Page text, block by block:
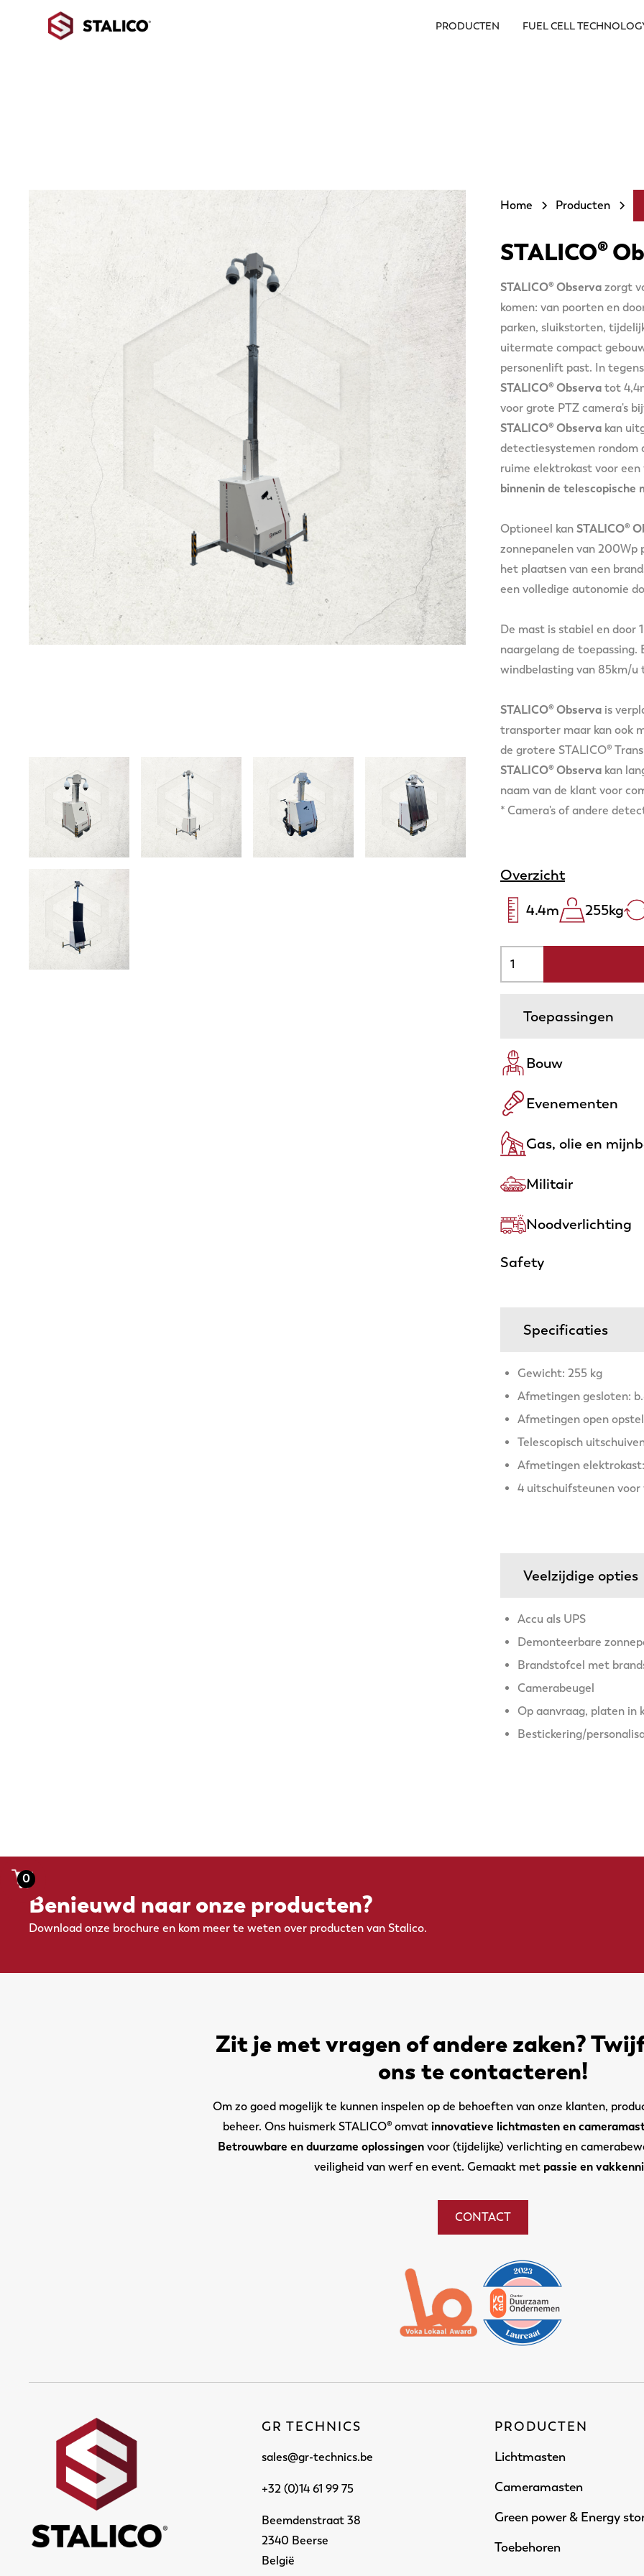
PRODUCTEN FUEL CELL
Home Producten
STALICO®
STALICO® Observa zorgt
komen: van poorten en
parken, sluikstorten,
uitermate compact
personenlift past. In
STALICO® Observa tot
voor grote PTZ camera's
STALICO® Observa kan
detectiesystemen rondom
ruime elektrokast voor
binnenin de telescopische
Optioneel kan STALICO®
zonnepanelen van 200Wp
het plaatsen van een
een volledige autonomie
De mast is stabiel en door
naargelang de
windbelasting van 85km/u
STALICO® Observa is
transporter maar kan ook
de grotere STALICO®
STALICO® Observa kan
naam van de klant voor
* Camera's of andere
Overzicht
4.4m 255kg
Toepassingen
Bouw
Evenementen
Gas, olie en
Militair
Noodverlichting
Safety
Specificaties
Gewicht: 255 kg
Afmetingen gesloten:
Afmetingen open
Telescopisch
Afmetingen
4 uitschuifsteunen
Veelzijdige opties
Accu als UPS
Demonteerbare
Brandstofcel met
Camerabeugel
Op aanvraag, platen in
Bestickering/
0
Benieuwd naar onze producten?
Download onze brochure en kom meer te weten over producten van Stalico.
Zit je met vragen of andere zaken?
ons te contacteren!
Om zo goed mogelijk te kunnen inspelen op de behoeften van onze klanten,
beheer. Ons huismerk STALICO® omvat innovatieve lichtmasten en
Betrouwbare en duurzame oplossingenvoor (tijdelijke) verlichting en
veiligheid van werf en event. Gemaakt met passie en
CONTACT
GR TECHNICS
sales@gr-technics.be
+32 (0)14 61 99 75
Beemdenstraat 38
2340 Beerse
België
PRODUCTEN
Lichtmasten
Cameramasten
Green power & Energy
Toebehoren